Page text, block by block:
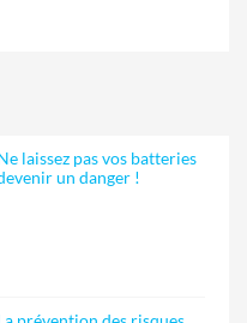
laissez pas vos batteries
un danger !